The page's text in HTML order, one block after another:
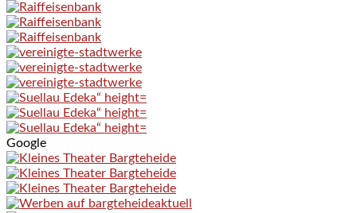
Google